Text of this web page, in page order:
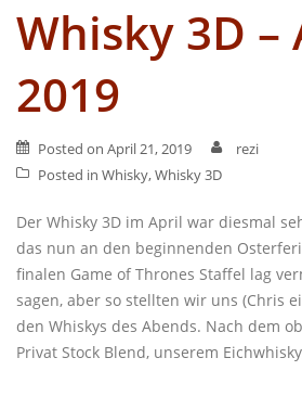
Whisky 3D –
2019
Posted on April 21, 2019
rezi
Posted in Whisky,Whisky 3D
Der Whisky 3D im April war diesmal
das nun an den beginnenden
finalen Game of Thrones Staffel lag
sagen, aber so stellten wir uns (Chris
den Whiskys des Abends. Nach dem
Privat Stock Blend, unserem